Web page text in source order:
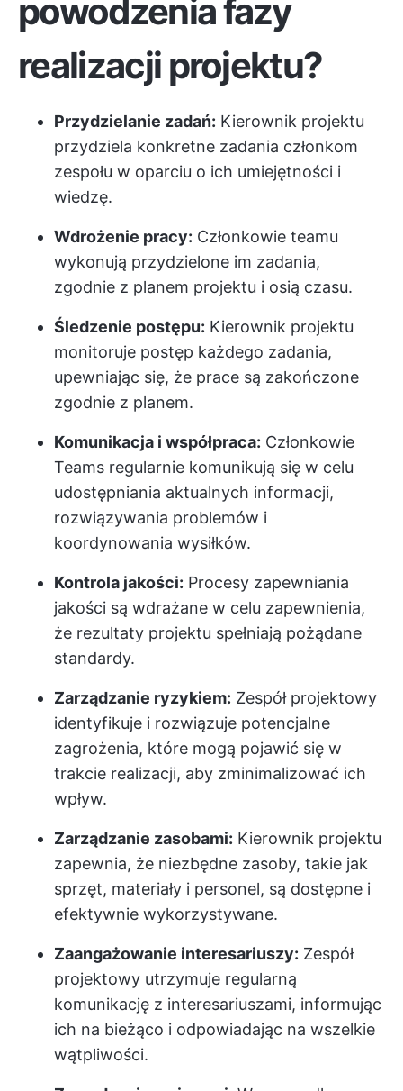
powodzenia fazy
realizacji projektu?
Przydzielanie zadań: Kierownik projektu
przydziela konkretne zadania członkom
zespołu w oparciu o ich umiejętności i
wiedzę.
Wdrożenie pracy: Członkowie teamu
wykonują przydzielone im zadania,
zgodnie z planem projektu i osią czasu.
Śledzenie postępu: Kierownik projektu
monitoruje postęp każdego zadania,
upewniając się, że prace są zakończone
zgodnie z planem.
Komunikacja i współpraca: Członkowie
Teams regularnie komunikują się w celu
udostępniania aktualnych informacji,
rozwiązywania problemów i
koordynowania wysiłków.
Kontrola jakości: Procesy zapewniania
jakości są wdrażane w celu zapewnienia,
że rezultaty projektu spełniają pożądane
standardy.
Zarządzanie ryzykiem: Zespół projektowy
identyfikuje i rozwiązuje potencjalne
zagrożenia, które mogą pojawić się w
trakcie realizacji, aby zminimalizować ich
wpływ.
Zarządzanie zasobami: Kierownik projektu
zapewnia, że niezbędne zasoby, takie jak
sprzęt, materiały i personel, są dostępne i
efektywnie wykorzystywane.
Zaangażowanie interesariuszy: Zespół
projektowy utrzymuje regularną
komunikację z interesariuszami, informując
ich na bieżąco i odpowiadając na wszelkie
wątpliwości.